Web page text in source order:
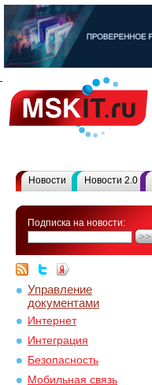
Новости Новости 2.0
Подписка на новости:
Управление
документами
Интернет
Интеграция
Безопасность
Мобильная связь